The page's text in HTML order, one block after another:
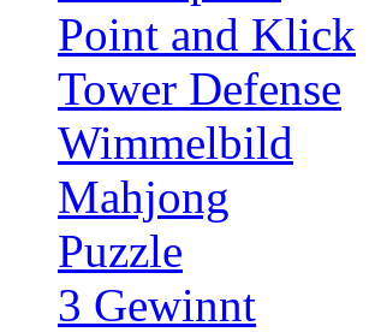
Point and Klick
Tower Defense
Wimmelbild
Mahjong
Puzzle
3 Gewinnt